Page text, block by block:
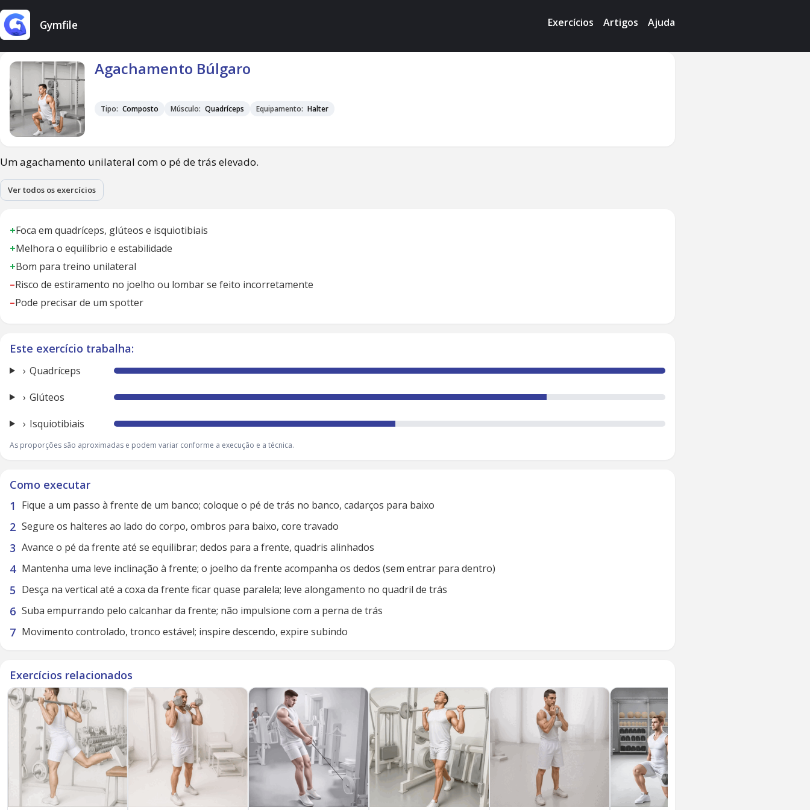
Gymfile Exercícios Artigos Ajuda
Agachamento Búlgaro
Tipo: Composto Músculo: Quadríceps Equipamento: Halter
Um agachamento unilateral com o pé de trás elevado.
Ver todos os exercícios
+Foca em quadríceps, glúteos e isquiotibiais
+Melhora o equilíbrio e estabilidade
+Bom para treino unilateral
–Risco de estiramento no joelho ou lombar se feito incorretamente
–Pode precisar de um spotter
Este exercício trabalha:
Quadríceps
Glúteos
Isquiotibiais
As proporções são aproximadas e podem variar conforme a execução e a técnica.
Como executar
Fique a um passo à frente de um banco; coloque o pé de trás no banco, cadarços para baixo
Segure os halteres ao lado do corpo, ombros para baixo, core travado
Avance o pé da frente até se equilibrar; dedos para a frente, quadris alinhados
Mantenha uma leve inclinação à frente; o joelho da frente acompanha os dedos (sem entrar para dentro)
Desça na vertical até a coxa da frente ficar quase paralela; leve alongamento no quadril de trás
Suba empurrando pelo calcanhar da frente; não impulsione com a perna de trás
Movimento controlado, tronco estável; inspire descendo, expire subindo
Exercícios relacionados